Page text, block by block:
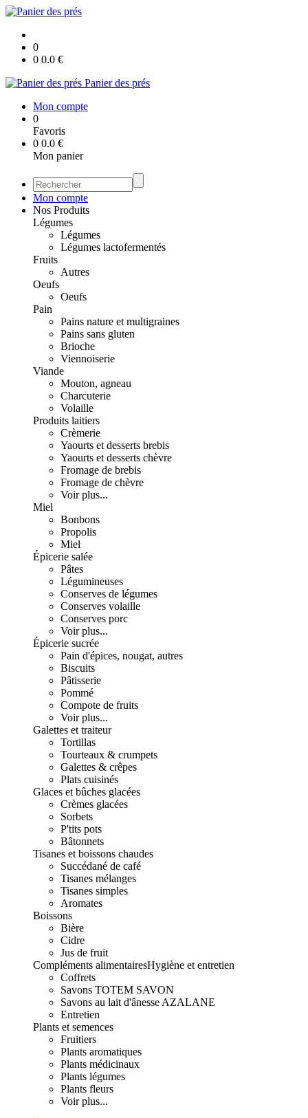
0
0 0.0 €
Panier des prés
Mon compte
0
Favoris
0 0.0 €
Mon panier
Mon compte
Nos Produits
Légumes
Légumes
Légumes lactofermentés
Fruits
Autres
Oeufs
Oeufs
Pain
Pains nature et multigraines
Pains sans gluten
Brioche
Viennoiserie
Viande
Mouton, agneau
Charcuterie
Volaille
Produits laitiers
Crèmerie
Yaourts et desserts brebis
Yaourts et desserts chèvre
Fromage de brebis
Fromage de chèvre
Voir plus...
Miel
Bonbons
Propolis
Miel
Épicerie salée
Pâtes
Légumineuses
Conserves de légumes
Conserves volaille
Conserves porc
Voir plus...
Épicerie sucrée
Pain d'épices, nougat, autres
Biscuits
Pâtisserie
Pommé
Compote de fruits
Voir plus...
Galettes et traiteur
Tortillas
Tourteaux & crumpets
Galettes & crêpes
Plats cuisinés
Glaces et bûches glacées
Crèmes glacées
Sorbets
P'tits pots
Bâtonnets
Tisanes et boissons chaudes
Succédané de café
Tisanes mélanges
Tisanes simples
Aromates
Boissons
Bière
Cidre
Jus de fruit
Compléments alimentairesHygiène et entretien
Coffrets
Savons TOTEM SAVON
Savons au lait d'ânesse AZALANE
Entretien
Plants et semences
Fruitiers
Plants aromatiques
Plants médicinaux
Plants légumes
Plants fleurs
Voir plus...